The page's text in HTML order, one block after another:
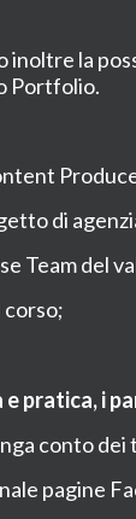
inoltre la
Portfolio.
di
del
pratica, i
conto dei
pagine